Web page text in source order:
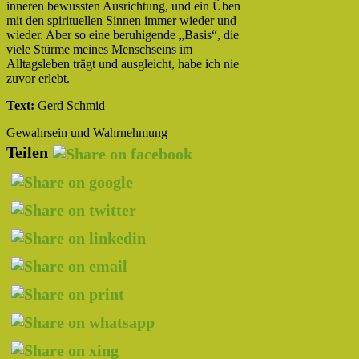
inneren bewussten Ausrichtung, und ein Üben
mit den spirituellen Sinnen immer wieder und
wieder. Aber so eine beruhigende „Basis“, die
viele Stürme meines Menschseins im
Alltagsleben trägt und ausgleicht, habe ich nie
zuvor erlebt.
Text: Gerd Schmid
Gewahrsein und Wahrnehmung
Teilen